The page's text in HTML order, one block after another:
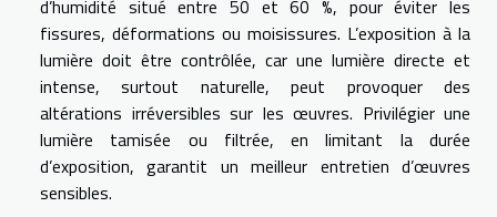
d’humidité situé entre 50 et 60 %, pour éviter les
fissures, déformations ou moisissures. L’exposition à la
lumière doit être contrôlée, car une lumière directe et
intense, surtout naturelle, peut provoquer des
altérations irréversibles sur les œuvres. Privilégier une
lumière tamisée ou filtrée, en limitant la durée
d’exposition, garantit un meilleur entretien d’œuvres
sensibles.